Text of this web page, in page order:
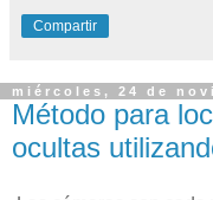
Compartir
miércoles, 24 de
Método para
ocultas